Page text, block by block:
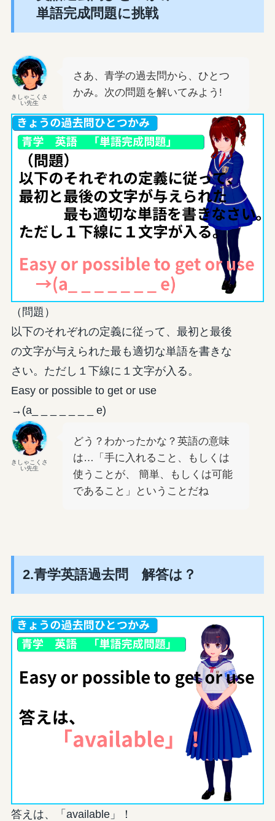
単語完成問題に挑戦
きしゃこくさ
い先生
さあ、青学の過去問から、ひとつ
かみ。次の問題を解いてみよう!
（問題）
以下のそれぞれの定義に従って、最初と最後
の文字が与えられた最も適切な単語を書きな
さい。ただし１下線に１文字が入る。
Easy or possible to get or use
→(a_ _ _ _ _ _ _ e)
きしゃこくさ
い先生
どう？わかったかな？英語の意味
は…「手に入れること、もしくは
使うことが、 簡単、もしくは可能
であること」ということだね
2.青学英語過去問 解答は？
答えは、「available」！